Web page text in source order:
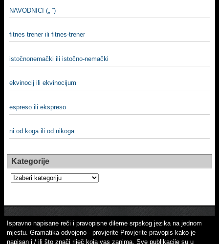
NAVODNICI („ ”)
fitnes trener ili fitnes-trener
istočnonemački ili istočno-nemački
ekvinocij ili ekvinocijum
espreso ili ekspreso
ni od koga ili od nikoga
Kategorije
Kategorije
Ispravno napisane reči i pravopisne dileme srpskog jezika na jednom
mjestu. Gramatika odvojeno - provjerite Provjerite pravopis kako je
napisan i / ili što znači riječ koja vas zanima. Sve publikacije su u